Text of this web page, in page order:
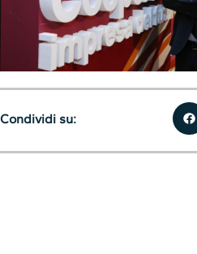
Condividi su: